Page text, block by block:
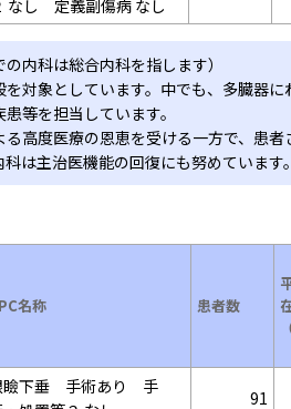
なし 定義副傷病 なし
内科は総合内科を指します）
対象としています。中でも、多臓器
等を担当しています。
高度医療の恩恵を受ける一方で、患
科は主治医機能の回復にも努めています
名称 患者数
瞼下垂 手術あり 手
91